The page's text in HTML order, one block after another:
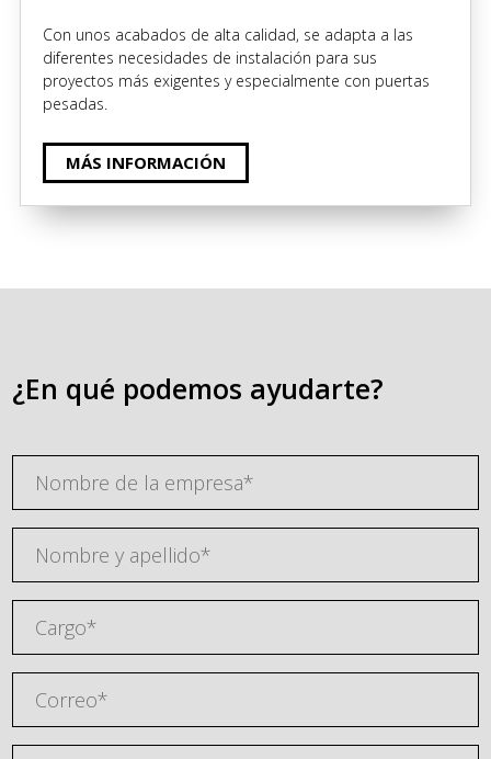
Con unos acabados de alta calidad, se adapta a las
diferentes necesidades de instalación para sus
proyectos más exigentes y especialmente con puertas
pesadas.
MÁS INFORMACIÓN
¿En qué podemos ayudarte?